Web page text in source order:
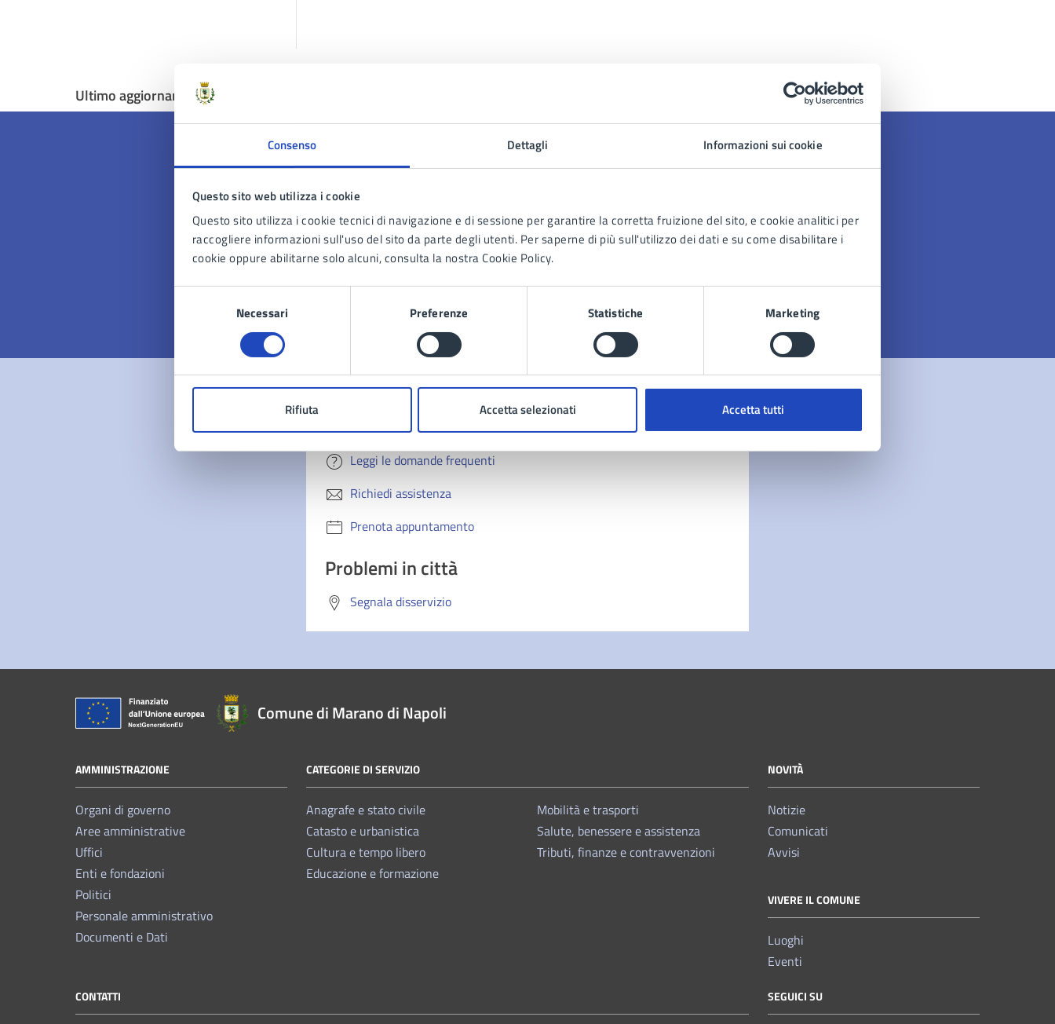
Consenso Dettagli Informazioni sui cookie
Questo sito web utilizza i cookie
Questo sito utilizza i cookie tecnici di navigazione e di sessione per garantire la corretta fruizione del sito, e cookie analitici per
raccogliere informazioni sull'uso del sito da parte degli utenti. Per saperne di più sull'utilizzo dei dati e su come disabilitare i
cookie oppure abilitarne solo alcuni, consulta la nostra Cookie Policy.
Necessari Preferenze Statistiche Marketing
Rifiuta Accetta selezionati Accetta tutti
Ultimo aggiornamento:
Quanto sono chiare le informazioni su questa
pagina?
Valuta 5 stelle su 5
Valuta 4 stelle su 5
Valuta 3 stelle su 5
Valuta 2 stelle su 5
Valuta 1 stelle su 5
Contatta il comune
Leggi le domande frequenti
Richiedi assistenza
Prenota appuntamento
Problemi in città
Segnala disservizio
Comune di Marano di Napoli
AMMINISTRAZIONE
Organi di governo
Aree amministrative
Uffici
Enti e fondazioni
Politici
Personale amministrativo
Documenti e Dati
CATEGORIE DI SERVIZIO
Anagrafe e stato civile
Catasto e urbanistica
Cultura e tempo libero
Educazione e formazione
Mobilità e trasporti
Salute, benessere e assistenza
Tributi, finanze e contravvenzioni
NOVITÀ
Notizie
Comunicati
Avvisi
VIVERE IL COMUNE
Luoghi
Eventi
CONTATTI SEGUICI SU